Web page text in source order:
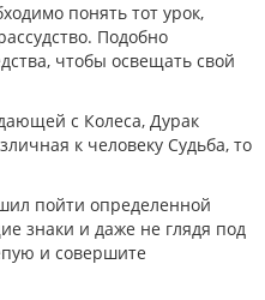
понять тот урок,
Подобно
чтобы освещать свой
с Колеса, Дурак
к человеку Судьба, то
пойти определенной
знаки и даже не глядя под
и совершите